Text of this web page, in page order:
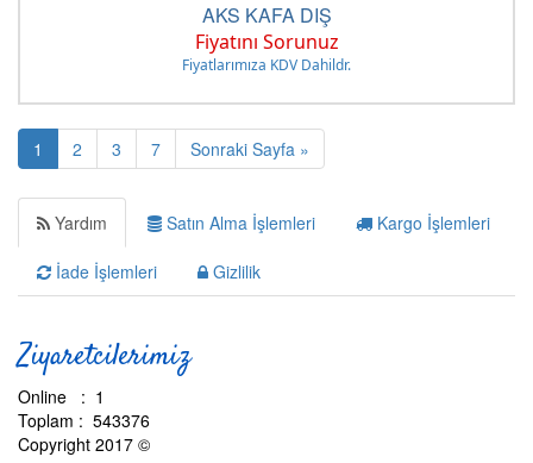
AKS KAFA DIŞ
Fiyatını Sorunuz
Fiyatlarımıza KDV Dahildr.
1 2 3 7 Sonraki Sayfa »
Yardım Satın Alma İşlemleri Kargo İşlemleri
İade İşlemleri Gizlilik
Ziyaretcilerimiz
Online : 1
Toplam : 543376
Copyright 2017 ©